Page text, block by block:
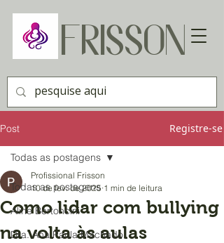
FRISSON
Post Registre-se
Todas as postagens
Aline Bertoncini
Dra. Ana Paula Machado
Todas as postagens
Como lidar com bullying
na volta às aulas
Profissional Frisson
10 de fev. de 2025 1 min de leitura